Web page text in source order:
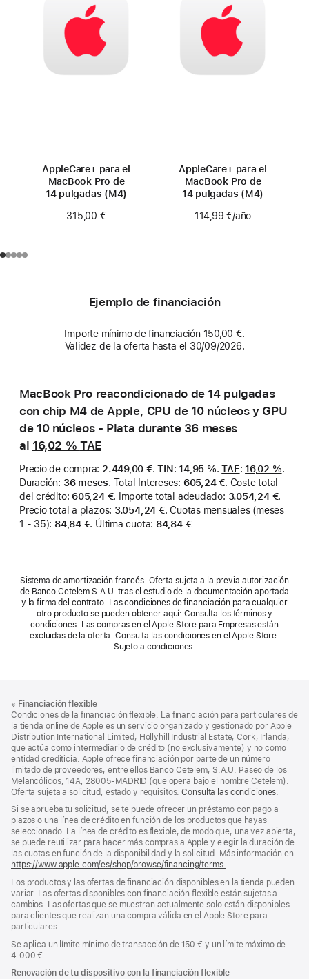
AppleCare+ para el
MacBook Pro de
14 pulgadas (M4)
315,00 €
AppleCare+ para el
MacBook Pro de
14 pulgadas (M4)
114,99 €/año
Ejemplo de financiación
Importe mínimo de financiación 150,00 €.
Validez de la oferta hasta el 30/09/2026.
MacBook Pro reacondicionado de 14 pulgadas
con chip M4 de Apple, CPU de 10 núcleos y GPU
de 10 núcleos - Plata durante 36 meses
al 16,02 % TAE
Precio de compra: 2.449,00 €.TIN: 14,95 %.TAE: 16,02 %.
Duración: 36 meses. Total Intereses: 605,24 €. Coste total
del crédito: 605,24 €. Importe total adeudado: 3.054,24 €.
Precio total a plazos: 3.054,24 €.Cuotas mensuales (meses
1 - 35): 84,84 €. Última cuota: 84,84 €
Sistema de amortización francés. Oferta sujeta a la previa autorización
de Banco Cetelem S.A.U. tras el estudio de la documentación aportada
y la firma del contrato. Las condiciones de financiación para cualquier
otro producto se pueden obtener aquí: Consulta los términos y
condiciones. Las compras en el Apple Store para Empresas están
excluidas de la oferta. Consulta las condiciones en el Apple Store.
Sujeto a condiciones.
a
pie
de
página
al
pie
※ Financiación flexible
Condiciones de la financiación flexible: La financiación para particulares de
la tienda online de Apple es un servicio organizado y gestionado por Apple
Distribution International Limited, Hollyhill Industrial Estate, Cork, Irlanda,
que actúa como intermediario de crédito (no exclusivamente) y no como
entidad crediticia. Apple ofrece financiación por parte de un número
limitado de proveedores, entre ellos Banco Cetelem, S.A.U. Paseo de los
Melancólicos, 14A, 28005-MADRID (que opera bajo el nombre Cetelem).
Oferta sujeta a solicitud, estado y requisitos.Consulta las condiciones.
Si se aprueba tu solicitud, se te puede ofrecer un préstamo con pago a
plazos o una línea de crédito en función de los productos que hayas
seleccionado. La línea de crédito es flexible, de modo que, una vez abierta,
se puede reutilizar para hacer más compras a Apple y elegir la duración de
las cuotas en función de la disponibilidad y la solicitud. Más información en
https://www.apple.com/es/shop/browse/financing/terms.
Los productos y las ofertas de financiación disponibles en la tienda pueden
variar. Las ofertas disponibles con financiación flexible están sujetas a
cambios. Las ofertas que se muestran actualmente solo están disponibles
para clientes que realizan una compra válida en el Apple Store para
particulares.
Se aplica un límite mínimo de transacción de 150 € y un límite máximo de
4.000 €.
Renovación de tu dispositivo con la financiación flexible